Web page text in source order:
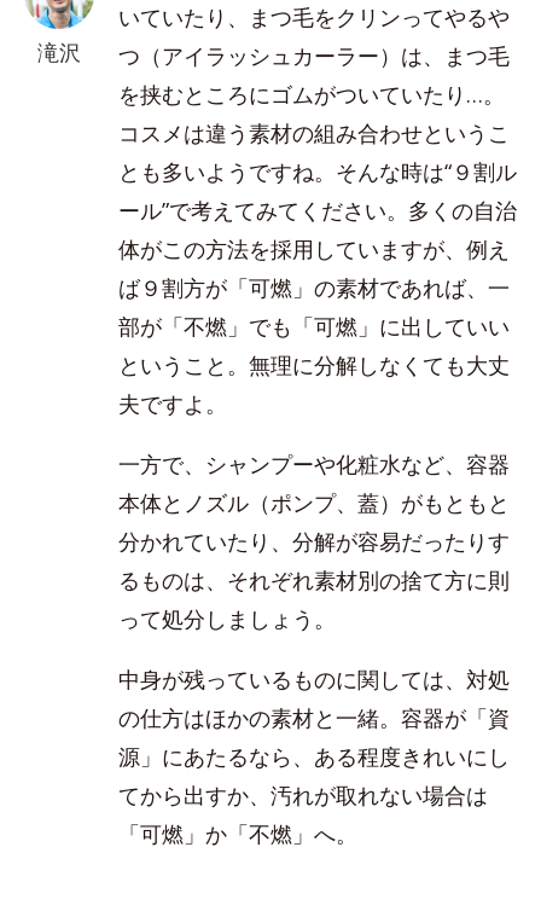
滝沢
いていたり、まつ毛をクリンってやるや
つ（アイラッシュカーラー）は、まつ毛
を挟むところにゴムがついていたり…。
コスメは違う素材の組み合わせというこ
とも多いようですね。そんな時は“９割ル
ール”で考えてみてください。多くの自治
体がこの方法を採用していますが、例え
ば９割方が「可燃」の素材であれば、一
部が「不燃」でも「可燃」に出していい
ということ。無理に分解しなくても大丈
夫ですよ。
一方で、シャンプーや化粧水など、容器
本体とノズル（ポンプ、蓋）がもともと
分かれていたり、分解が容易だったりす
るものは、それぞれ素材別の捨て方に則
って処分しましょう。
中身が残っているものに関しては、対処
の仕方はほかの素材と一緒。容器が「資
源」にあたるなら、ある程度きれいにし
てから出すか、汚れが取れない場合は
「可燃」か「不燃」へ。